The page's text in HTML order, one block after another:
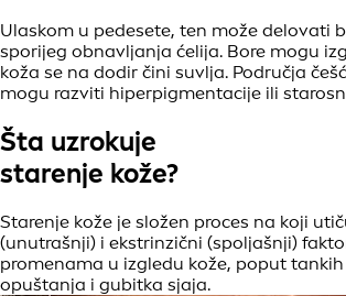
Ulaskom u pedesete, ten može delovati
sporijeg obnavljanja ćelija. Bore mogu
koža se na dodir čini suvlja. Područja
mogu razviti hiperpigmentacije ili
Šta uzrokuje
starenje kože?
Starenje kože je složen proces na koji
(unutrašnji) i ekstrinzični (spoljašnji)
promenama u izgledu kože, poput
opuštanja i gubitka sjaja.